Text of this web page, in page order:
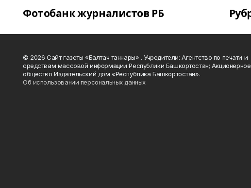
Фотобанк журналистов РБ
© 2026 Сайт газеты «Балтач таннары» . Учредители: Агентство по печати и
средствам массовой информации Республики Башкортостан; Акционерное
общество Издательский дом «Республика Башкортостан».
Об использовании персональных данных